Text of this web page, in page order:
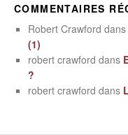
COMMENTAIRES
Robert Crawford dans
(1)
robert crawford dans
?
robert crawford dans